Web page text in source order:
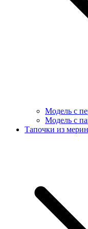
Модель с
Модель с
Тапочки из